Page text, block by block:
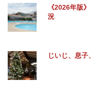
《2026年版
況
じいじ、息子